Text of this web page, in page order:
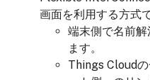
画面を利用する方式で
端末側で名前
ます。
Things Cloud